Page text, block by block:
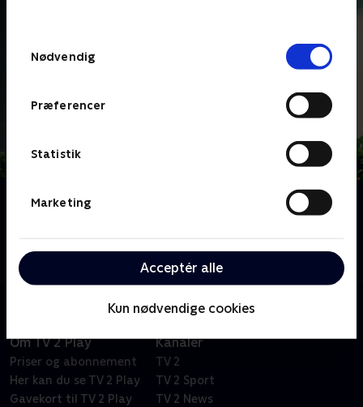
Nødvendig
Præferencer
Statistik
Marketing
Acceptér alle
Kun nødvendige cookies
Om Balladen om kolonihaven
harmoniske, som de var engang.
Om TV 2 Play
Priser og abonnement
Her kan du se TV 2 Play
Gavekort til TV 2 Play
Kanaler
TV 2
TV 2 Sport
TV 2 News